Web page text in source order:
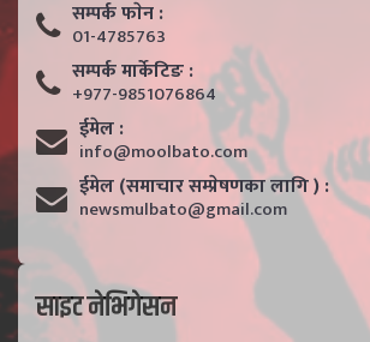
सम्पर्क फाेन :
01-4785763
सम्पर्क मार्केटिङ :
+977-9851076864
ईमेल :
info@moolbato.com
ईमेल (समाचार सम्प्रेषणका लागि ) :
newsmulbato@gmail.com
साइट नेभिगेसन